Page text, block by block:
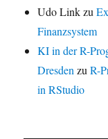
Udo Linkzu
Finanzsystem
KI in der R-
Dresden zuR-
in RStudio